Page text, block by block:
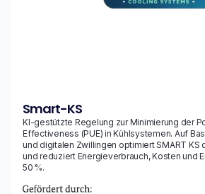
Smart-KS
KI-gestützte Regelung zur Minimierung der
Effectiveness (PUE) in Kühlsystemen. Auf
und digitalen Zwillingen optimiert SMART KS
und reduziert Energieverbrauch, Kosten und
50 %.